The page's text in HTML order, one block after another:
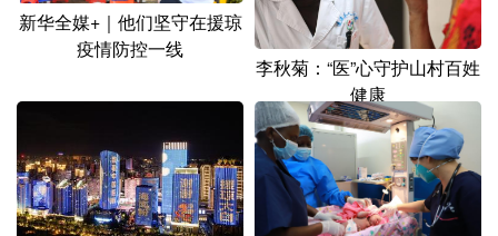
陕西 甘肃 青海 宁夏
多语种频道
English Español Français عربى
新华全媒+｜他们坚守在援琼
疫情防控一线
李秋菊：“医”心守护山村百姓
健康